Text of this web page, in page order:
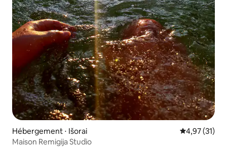
Hébergement ⋅ Išorai Évaluation
4,97 (31)
Maison Remigija Studio